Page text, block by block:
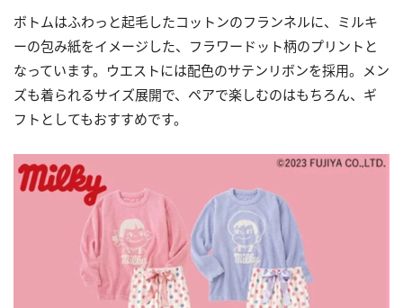
ボトムはふわっと起毛したコットンのフランネルに、ミルキ
ーの包み紙をイメージした、フラワードット柄のプリントと
なっています。ウエストには配色のサテンリボンを採用。メン
ズも着られるサイズ展開で、ペアで楽しむのはもちろん、ギ
フトとしてもおすすめです。